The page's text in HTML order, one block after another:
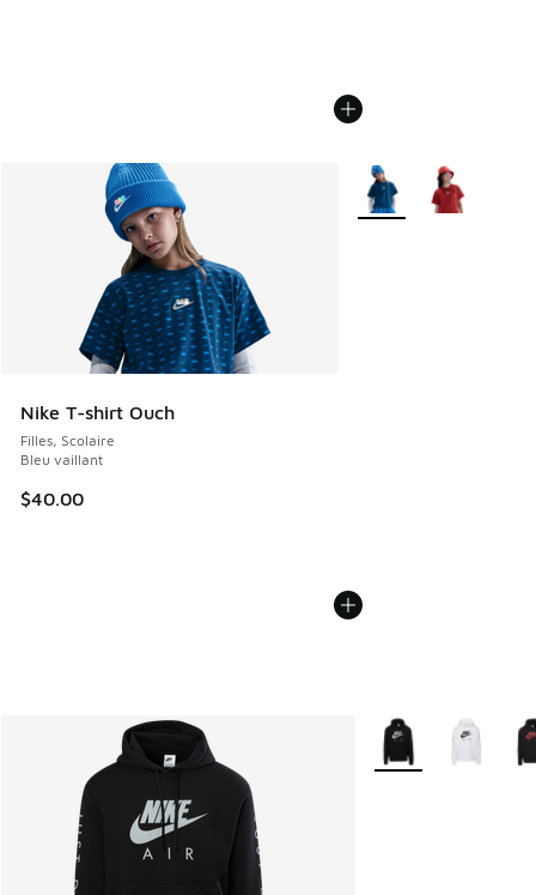
Nike T-shirt Ouch
Filles, Scolaire
Bleu vaillant
$40.00
Plus de couleurs
Plus de couleurs